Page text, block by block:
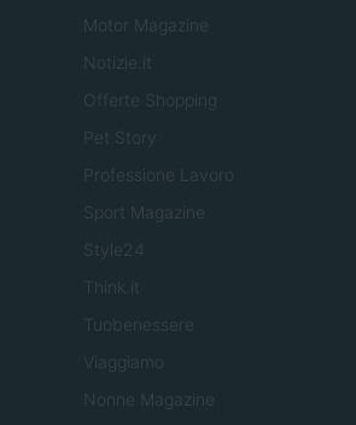
Motor Magazine
Notizie.it
Offerte Shopping
Pet Story
Professione Lavoro
Sport Magazine
Style24
Think.it
Tuobenessere
Viaggiamo
Nonne Magazine